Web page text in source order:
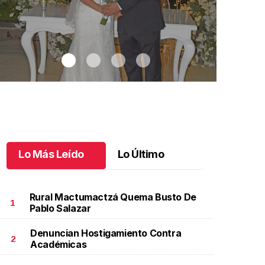
Maricarmen y Alejandro unieron sus vidas.Maricarmen
y Alejandro unieron sus vidas
Lo Más Leído Lo Último
1
Rural Mactumactzá Quema Busto De
Pablo Salazar
2
Denuncian Hostigamiento Contra
Académicas